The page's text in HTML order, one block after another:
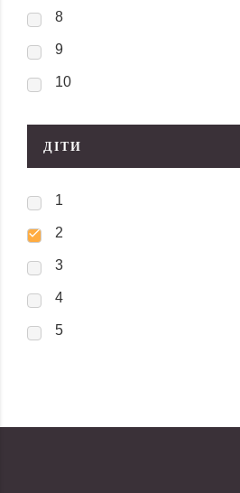
8
9
10
ДІТИ
1
2
3
4
5